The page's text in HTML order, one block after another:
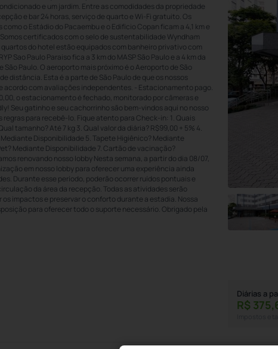
e um jardim. Entre as comodidades da propriedade
e bar 24 horas, serviço de quarto e Wi-Fi gratuito. Os
o Estádio do Pacaembu e o Edifício Copan ficam a 4,1 km e
certificados com o selo de sustentabilidade Wyndham
quartos do hotel estão equipados com banheiro privativo com
Sao Paulo Paraiso fica a 3 km do MASP São Paulo e a 4 km da
Paulo. O aeroporto mais próximo é o Aeroporto de São
distância. Esta é a parte de São Paulo de que os nossos
acordo com avaliações independentes. - Estacionamento pago.
o estacionamento é fechado, monitorado por câmeras e
Seu gatinho e seu cachorrinho são bem-vindos aqui no nosso
para recebê-lo. Fique atento para Check-in: 1. Quais
tamanho? Até 7 kg 3. Qual valor da diária? R$99,00 + 5% 4.
Disponibilidade 5. Tapete Higiênico? Mediante
Mediante Disponibilidade 7. Cartão de vacinação?
renovando nosso lobby Nesta semana, a partir do dia 08/07,
em nosso lobby para oferecer uma experiência ainda
Durante esse período, poderão ocorrer ruídos pontuais e
da área da recepção. Todas as atividades serão
impactos e preservar o conforto durante a estadia. Nossa
para oferecer todo o suporte necessário. Obrigado pela
Diárias a
R$ 375,